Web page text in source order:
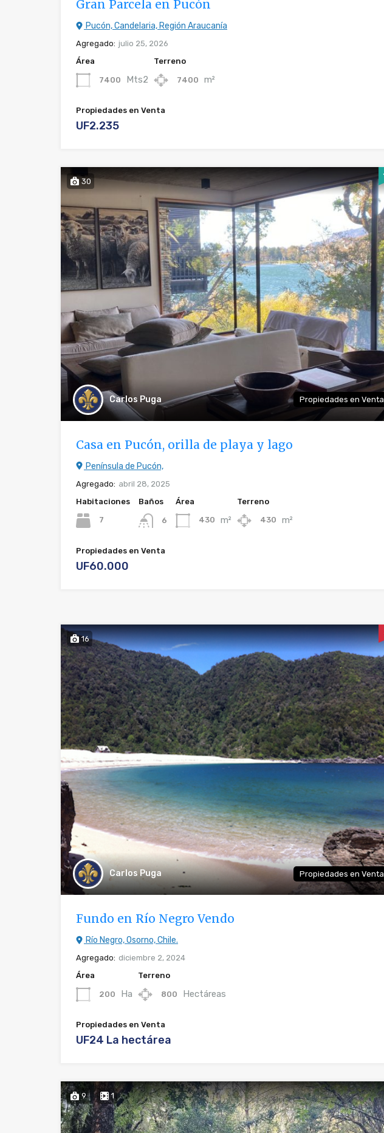
Gran Parcela en Pucón
Pucón, Candelaria, Región Araucanía
Agregado: julio 25, 2026
Área
7400 Mts2
Terreno
7400 m²
Propiedades en Venta
UF2.235
30
Carlos Puga Propiedades en Venta
Casa en Pucón, orilla de playa y lago
Península de Pucón,
Agregado: abril 28, 2025
Habitaciones
7
Baños
6
Área
430 m²
Terreno
430 m²
Propiedades en Venta
UF60.000
16
Carlos Puga Propiedades en Venta
Fundo en Río Negro Vendo
Río Negro, Osorno, Chile.
Agregado: diciembre 2, 2024
Área
200 Ha
Terreno
800 Hectáreas
Propiedades en Venta
UF24 La hectárea
9 1